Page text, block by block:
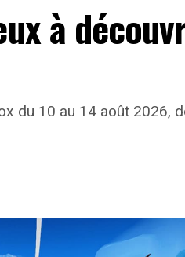
à
du 10 au 14 août 2026,